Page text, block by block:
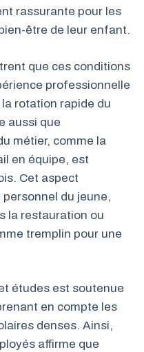
rassurante pour les
être de leur enfant.
que ces conditions
professionnelle
rotation rapide du
aussi que
métier, comme la
en équipe, est
Cet aspect
du jeune,
la restauration ou
tremplin pour une
études est soutenue
en compte les
denses. Ainsi,
affirme que